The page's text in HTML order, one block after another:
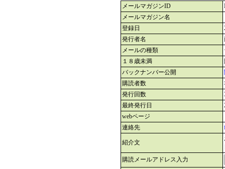
メールマガジンID
メールマガジン名
登録日
発行者名
メールの種類
１８歳未満
バックナンバー公開
購読者数
発行回数
最終発行日
webページ
連絡先
紹介文
購読メールアドレス入力